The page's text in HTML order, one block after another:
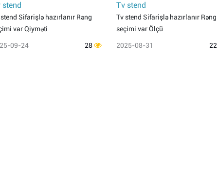
stend
Sifarişlə hazırlanır Rəng
var Qiyməti
09-24 28
Tv stend
Tv stend Sifarişlə hazırlanır Rəng
seçimi var Ölçü
2025-08-31 22